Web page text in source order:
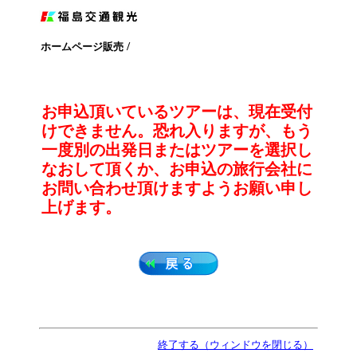
ホームページ販売 /
お申込頂いているツアーは、現在受付
けできません。恐れ入りますが、もう
一度別の出発日またはツアーを選択し
なおして頂くか、お申込の旅行会社に
お問い合わせ頂けますようお願い申し
上げます。
終了する（ウィンドウを閉じる）